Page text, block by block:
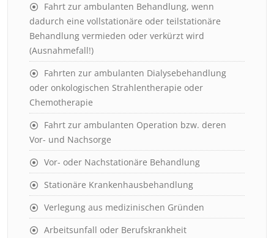
Fahrt zur ambulanten Behandlung, wenn
dadurch eine vollstationäre oder teilstationäre
Behandlung vermieden oder verkürzt wird
(Ausnahmefall!)
Fahrten zur ambulanten Dialysebehandlung
oder onkologischen Strahlentherapie oder
Chemotherapie
Fahrt zur ambulanten Operation bzw. deren
Vor- und Nachsorge
Vor- oder Nachstationäre Behandlung
Stationäre Krankenhausbehandlung
Verlegung aus medizinischen Gründen
Arbeitsunfall oder Berufskrankheit